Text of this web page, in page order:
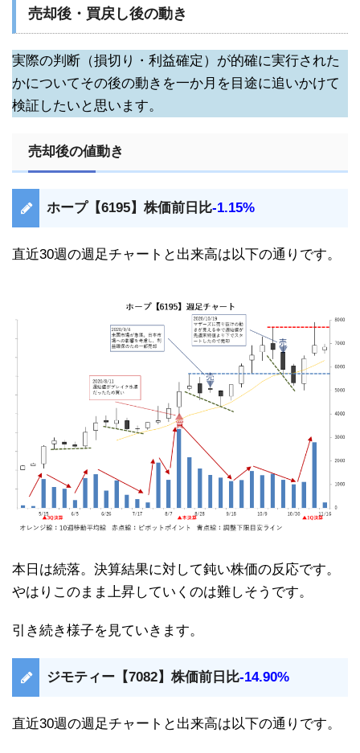
売却後・買戻し後の動き
実際の判断（損切り・利益確定）が的確に実行された
かについてその後の動きを一か月を目途に追いかけて
検証したいと思います。
売却後の値動き
ホープ【6195】株価前日比-1.15%
直近30週の週足チャートと出来高は以下の通りです。
本日は続落。決算結果に対して鈍い株価の反応です。
やはりこのまま上昇していくのは難しそうです。
引き続き様子を見ていきます。
ジモティー【7082】株価前日比-14.90%
直近30週の週足チャートと出来高は以下の通りです。